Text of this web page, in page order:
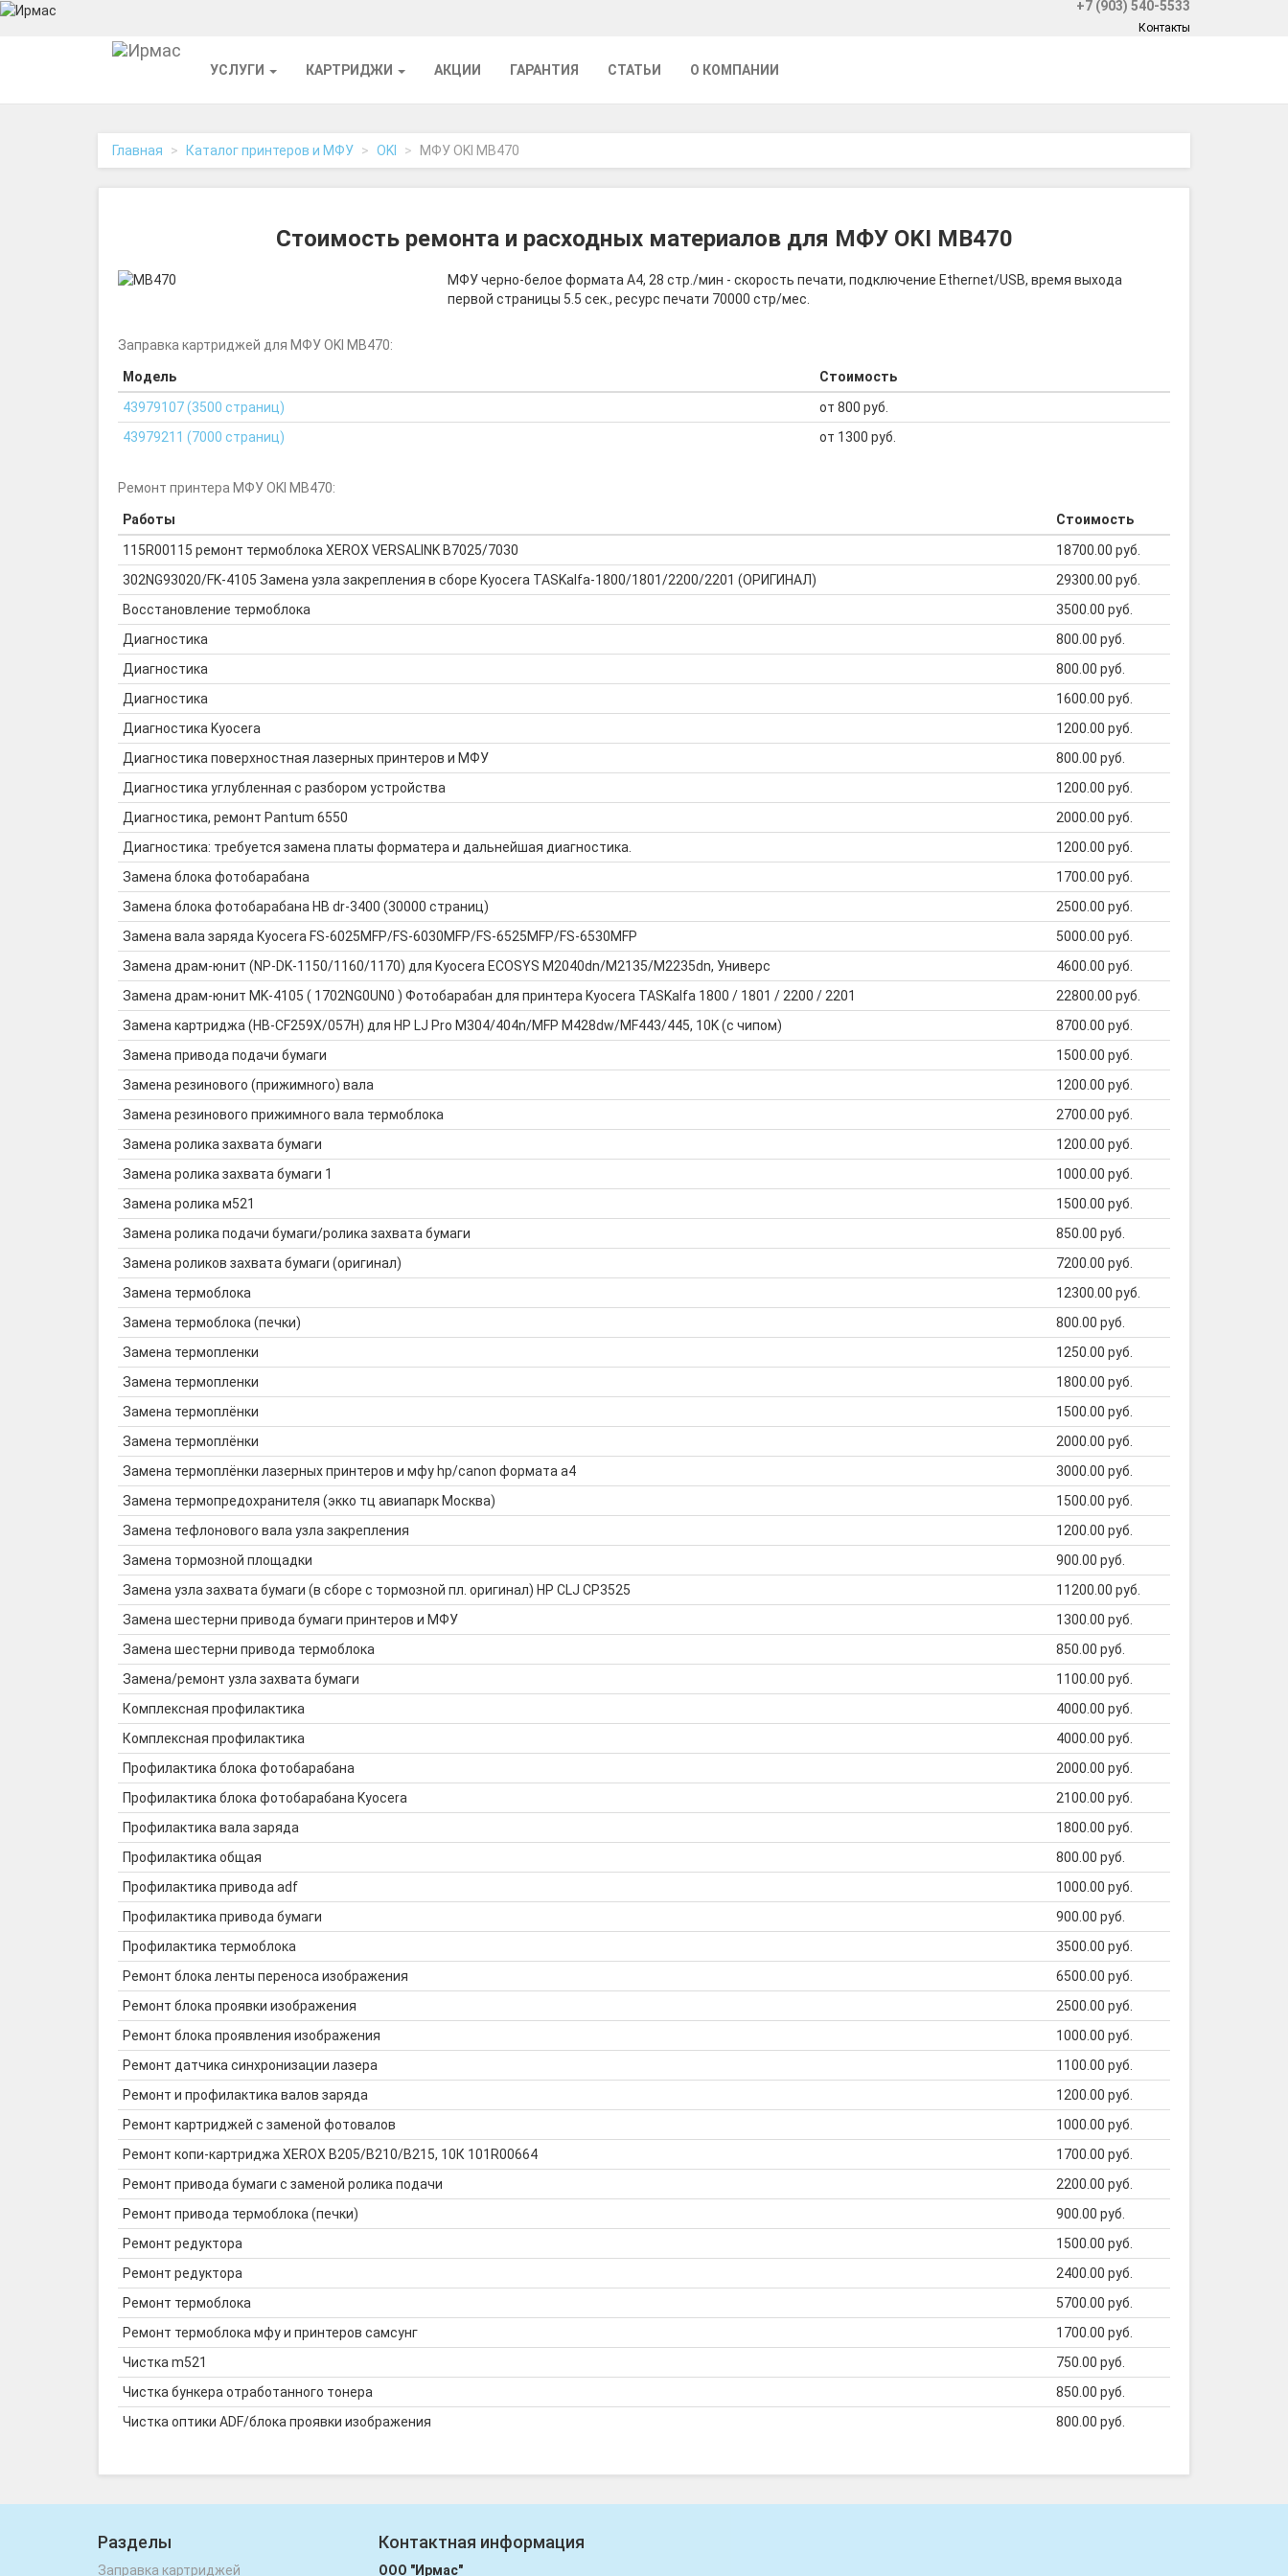
+7 (903) 540-5533
Контакты
УСЛУГИ КАРТРИДЖИ АКЦИИ ГАРАНТИЯ СТАТЬИ О КОМПАНИИ
Главная Каталог принтеров и МФУ OKI МФУ OKI MB470
Стоимость ремонта и расходных материалов для МФУ OKI MB470
МФУ черно-белое формата A4, 28 стр./мин - скорость печати, подключение Ethernet/USB, время выхода
первой страницы 5.5 сек., ресурс печати 70000 стр/мес.
Заправка картриджей для МФУ OKI MB470:
Модель
Стоимость
43979107 (3500 страниц)
от 800 руб.
43979211 (7000 страниц)
от 1300 руб.
Ремонт принтера МФУ OKI MB470:
Работы
Стоимость
115R00115 ремонт термоблока XEROX VERSALINK B7025/7030
18700.00 руб.
302NG93020/FK-4105 Замена узла закрепления в сборе Kyocera TASKalfa-1800/1801/2200/2201 (ОРИГИНАЛ)
29300.00 руб.
Восстановление термоблока
3500.00 руб.
Диагностика
800.00 руб.
Диагностика
800.00 руб.
Диагностика
1600.00 руб.
Диагностика Kyocera
1200.00 руб.
Диагностика поверхностная лазерных принтеров и МФУ
800.00 руб.
Диагностика углубленная с разбором устройства
1200.00 руб.
Диагностика, ремонт Pantum 6550
2000.00 руб.
Диагностика: требуется замена платы форматера и дальнейшая диагностика.
1200.00 руб.
Замена блока фотобарабана
1700.00 руб.
Замена блока фотобарабана HB dr-3400 (30000 страниц)
2500.00 руб.
Замена вала заряда Kyocera FS-6025MFP/FS-6030MFP/FS-6525MFP/FS-6530MFP
5000.00 руб.
Замена драм-юнит (NP-DK-1150/1160/1170) для Kyocera ECOSYS M2040dn/M2135/M2235dn, Универс
4600.00 руб.
Замена драм-юнит MK-4105 ( 1702NG0UN0 ) Фотобарабан для принтера Kyocera TASKalfa 1800 / 1801 / 2200 / 2201
22800.00 руб.
Замена картриджа (HB-CF259X/057H) для HP LJ Pro M304/404n/MFP M428dw/MF443/445, 10K (с чипом)
8700.00 руб.
Замена привода подачи бумаги
1500.00 руб.
Замена резинового (прижимного) вала
1200.00 руб.
Замена резинового прижимного вала термоблока
2700.00 руб.
Замена ролика захвата бумаги
1200.00 руб.
Замена ролика захвата бумаги 1
1000.00 руб.
Замена ролика м521
1500.00 руб.
Замена ролика подачи бумаги/ролика захвата бумаги
850.00 руб.
Замена роликов захвата бумаги (оригинал)
7200.00 руб.
Замена термоблока
12300.00 руб.
Замена термоблока (печки)
800.00 руб.
Замена термопленки
1250.00 руб.
Замена термопленки
1800.00 руб.
Замена термоплёнки
1500.00 руб.
Замена термоплёнки
2000.00 руб.
Замена термоплёнки лазерных принтеров и мфу hp/canon формата а4
3000.00 руб.
Замена термопредохранителя (экко тц авиапарк Москва)
1500.00 руб.
Замена тефлонового вала узла закрепления
1200.00 руб.
Замена тормозной площадки
900.00 руб.
Замена узла захвата бумаги (в сборе с тормозной пл. оригинал) HP CLJ CP3525
11200.00 руб.
Замена шестерни привода бумаги принтеров и МФУ
1300.00 руб.
Замена шестерни привода термоблока
850.00 руб.
Замена/ремонт узла захвата бумаги
1100.00 руб.
Комплексная профилактика
4000.00 руб.
Комплексная профилактика
4000.00 руб.
Профилактика блока фотобарабана
2000.00 руб.
Профилактика блока фотобарабана Kyocera
2100.00 руб.
Профилактика вала заряда
1800.00 руб.
Профилактика общая
800.00 руб.
Профилактика привода adf
1000.00 руб.
Профилактика привода бумаги
900.00 руб.
Профилактика термоблока
3500.00 руб.
Ремонт блока ленты переноса изображения
6500.00 руб.
Ремонт блока проявки изображения
2500.00 руб.
Ремонт блока проявления изображения
1000.00 руб.
Ремонт датчика синхронизации лазера
1100.00 руб.
Ремонт и профилактика валов заряда
1200.00 руб.
Ремонт картриджей с заменой фотовалов
1000.00 руб.
Ремонт копи-картриджа XEROX B205/B210/B215, 10К 101R00664
1700.00 руб.
Ремонт привода бумаги с заменой ролика подачи
2200.00 руб.
Ремонт привода термоблока (печки)
900.00 руб.
Ремонт редуктора
1500.00 руб.
Ремонт редуктора
2400.00 руб.
Ремонт термоблока
5700.00 руб.
Ремонт термоблока мфу и принтеров самсунг
1700.00 руб.
Чистка m521
750.00 руб.
Чистка бункера отработанного тонера
850.00 руб.
Чистка оптики ADF/блока проявки изображения
800.00 руб.
Разделы
Заправка картриджей
Контактная информация
ООО "Ирмас"